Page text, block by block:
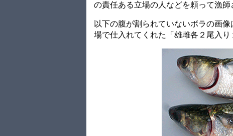
の責任ある立場の人などを頼って漁
以下の腹が割られていないボラの画
場で仕入れてくれた「雄雌各２尾入り